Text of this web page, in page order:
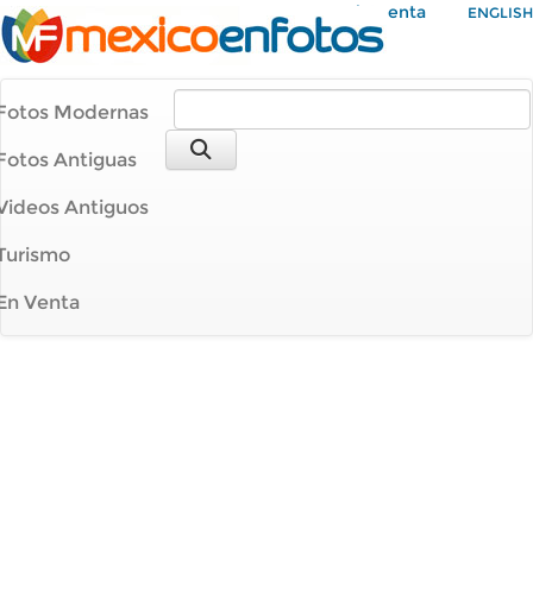
Mi Cuenta ENGLISH
Modernas
Antiguas
Antiguos
Venta